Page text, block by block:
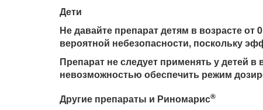
Дети
Не давайте препарат детям в возрасте
вероятной небезопасности, поскольку
Препарат не следует применять у детей в
невозможностью обеспечить режим
Другие препараты и Риномарис®